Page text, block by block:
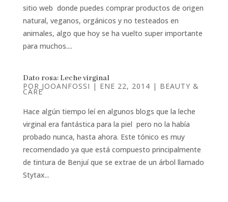
sitio web donde puedes comprar productos de origen
natural, veganos, orgánicos y no testeados en
animales, algo que hoy se ha vuelto super importante
para muchos....
Dato rosa: Leche virginal
POR JOOANFOSSI | ENE 22, 2014 | BEAUTY &
CARE
Hace algún tiempo leí en algunos blogs que la leche
virginal era fantástica para la piel pero no la había
probado nunca, hasta ahora. Este tónico es muy
recomendado ya que está compuesto principalmente
de tintura de Benjuí que se extrae de un árbol llamado
Stytax...